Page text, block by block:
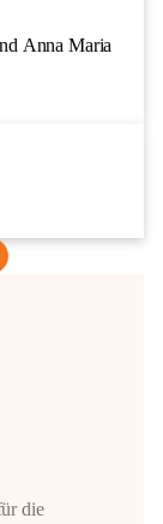
AUG
Anna Maria
die